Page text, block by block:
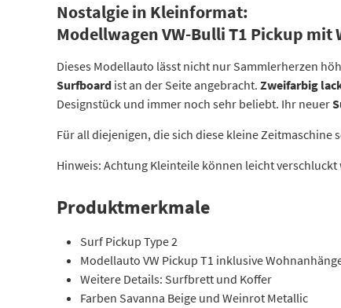
Nostalgie in Kleinformat:
Modellwagen VW-Bulli T1 Pickup
Dieses Modellauto lässt nicht nur Sammlerherzen
Surfboard ist an der Seite angebracht. Zweifarbig
Designstück und immer noch sehr beliebt. Ihr neuer
Für all diejenigen, die sich diese kleine Zeitmaschine
Hinweis: Achtung Kleinteile können leicht
Produktmerkmale
Surf Pickup Type 2
Modellauto VW Pickup T1 inklusive
Weitere Details: Surfbrett und Koffer
Farben Savanna Beige und Weinrot Metallic